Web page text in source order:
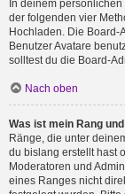
In deinem
der folgenden vier
Hochladen. Die Board-
Benutzer Avatare
solltest du die Board-
Nach oben
Was ist mein Rang
Ränge, die unter
du bislang erstellt hast
Moderatoren und
eines Ranges nicht